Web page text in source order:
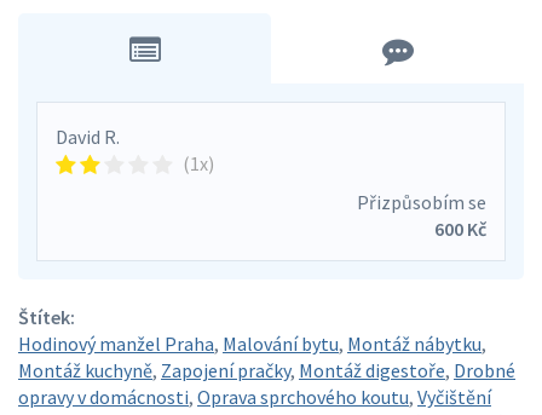
David R.
(1x)
Přizpůsobím se
600 Kč
Štítek:
Hodinový manžel Praha, Malování bytu, Montáž nábytku,
Montáž kuchyně, Zapojení pračky, Montáž digestoře, Drobné
opravy v domácnosti, Oprava sprchového koutu, Vyčištění